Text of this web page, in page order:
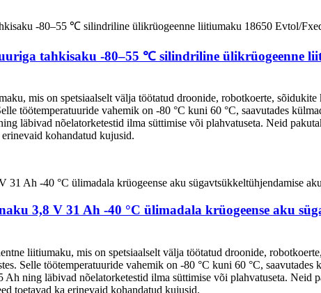
tahkisaku -80–55 ℃ silindriline ülikrüogeenne
mis on spetsiaalselt välja töötatud droonide, robotkoerte,
töötemperatuuride vahemik on -80 °C kuni 60 °C, saavutades
läbivad nõelatorketestid ilma süttimise või plahvatuseta. Neid
kohandatud kujusid.
3,8 V 31 Ah -40 °C ülimadala krüogeense aku
liitiumaku, mis on spetsiaalselt välja töötatud droonide,
Selle töötemperatuuride vahemik on -80 °C kuni 60 °C,
Ah ning läbivad nõelatorketestid ilma süttimise või plahvatuseta. Neid
toetavad ka erinevaid kohandatud kujusid.